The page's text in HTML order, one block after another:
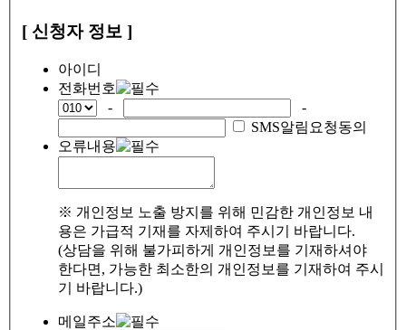
[ 신청자 정보 ]
아이디
전화번호
-
-
SMS알림요청동의
오류내용
※ 개인정보 노출 방지를 위해 민감한 개인정보 내
용은 가급적 기재를 자제하여 주시기 바랍니다.
(상담을 위해 불가피하게 개인정보를 기재하셔야
한다면, 가능한 최소한의 개인정보를 기재하여 주시
기 바랍니다.)
메일주소